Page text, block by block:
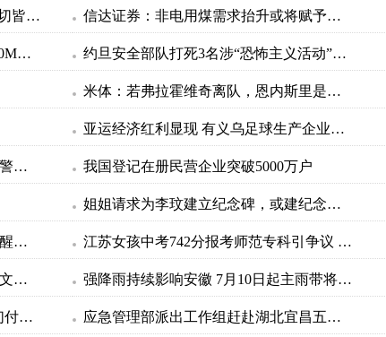
外汇市场“新主宰”角力即将开始！一切皆因美联储？ 信达证券：非电用煤需求抬升或将赋予煤炭市场边际向上动力，有望支撑煤价趋稳走强
惠普512G移动SSD硬盘优惠来袭 2000MB/s超高读写速度 约旦安全部队打死3名涉“恐怖主义活动”被通缉人员
米体：若弗拉霍维奇离队，恩内斯里是尤文引援的选择之一
亚运经济红利显现 有义乌足球生产企业订单排到10月
广州一餐饮店疑被人投放不明物品？警方通报 我国登记在册民营企业突破5000万户
姐姐请求为李玟建立纪念碑，或建纪念馆，家属会提供遗物
清华北大开启火热暑期参观！校方提醒，这些地儿谢绝参观 江苏女孩中考742分报考师范专科引争议 家长：不差钱 7年贯通培养有编制
守护绿水青山，一组数字看贵州生态文明建设成绩单 强降雨持续影响安徽 7月10日起主雨带将北抬
Evi：这是在践踏日本LOL行业人员们付上毕生努力得来的成果 应急管理部派出工作组赶赴湖北宜昌五峰县山体滑坡救援现场